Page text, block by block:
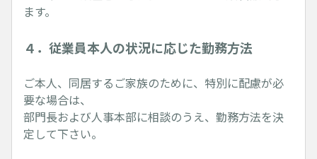
ます。
４．従業員本人の状況に応じた勤務方法
ご本人、同居するご家族のために、特別に配慮が必
要な場合は、
部門長および人事本部に相談のうえ、勤務方法を決
定して下さい。